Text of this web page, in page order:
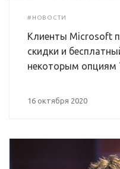
#НОВОСТИ
Клиенты Microsoft
скидки и
некоторым опциям
16 октября 2020